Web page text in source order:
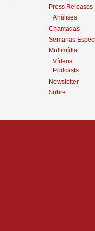
Press Releases
Análises
Chamadas
Semanas
Multimídia
Vídeos
Podcasts
Newsletter
Sobre